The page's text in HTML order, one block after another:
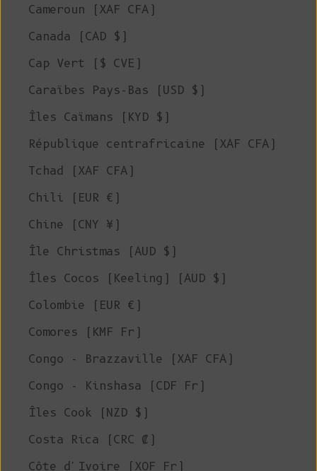
Cameroun (XAF CFA)
Canada (CAD $)
Cap Vert ($ CVE)
Caraïbes Pays-Bas (USD $)
Îles Caïmans (KYD $)
République centrafricaine (XAF CFA)
Tchad (XAF CFA)
Chili (EUR €)
Chine (CNY ¥)
Île Christmas (AUD $)
Îles Cocos (Keeling) (AUD $)
Colombie (EUR €)
Comores (KMF Fr)
Congo - Brazzaville (XAF CFA)
Congo - Kinshasa (CDF Fr)
Îles Cook (NZD $)
Costa Rica (CRC ₡)
Côte d'Ivoire (XOF Fr)